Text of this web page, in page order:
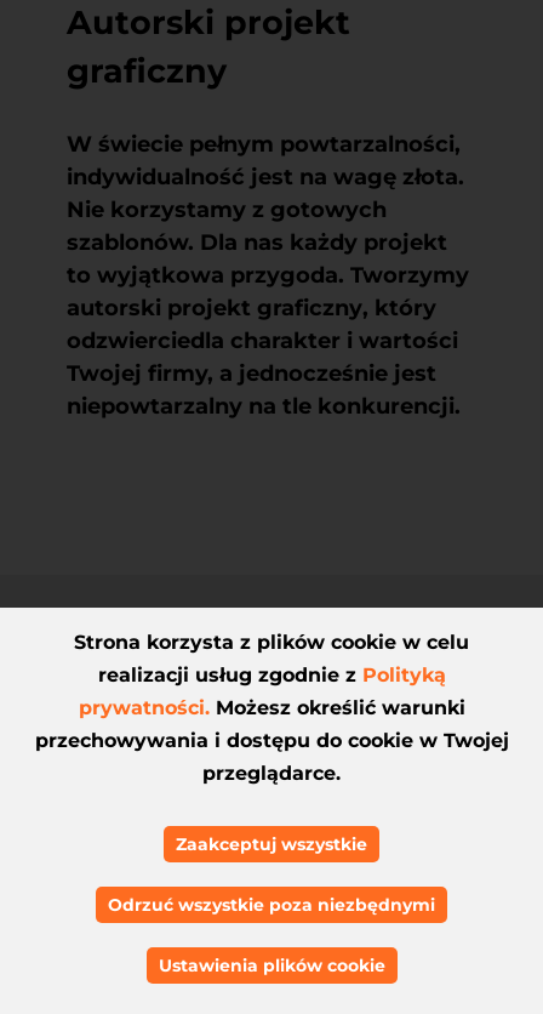
Autorski projekt
graficzny
W świecie pełnym powtarzalności,
indywidualność jest na wagę złota.
Nie korzystamy z gotowych
szablonów. Dla nas każdy projekt
to wyjątkowa przygoda. Tworzymy
autorski projekt graficzny, który
odzwierciedla charakter i wartości
Twojej firmy, a jednocześnie jest
niepowtarzalny na tle konkurencji.
RWD to standard
Mobilność to nie przyszłość, to
teraźniejszość. Z tego powodu
projektowanie stron RWDjest dla
nas nie tyle wyborem, co
koniecznością. Tworzymy strony,
które doskonale prezentują się na
Strona korzysta z plików cookie w celu
realizacji usług zgodnie z Polityką
prywatności.Możesz określić warunki
przechowywania i dostępu do cookie w Twojej
przeglądarce.
Zaakceptuj wszystkie
Odrzuć wszystkie poza niezbędnymi
Ustawienia plików cookie